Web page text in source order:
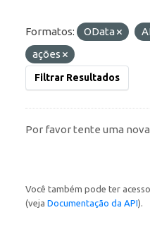
Formatos: OData
ações
Filtrar Resultados
Por favor tente uma nova
Você também pode ter
(veja Documentação da API).